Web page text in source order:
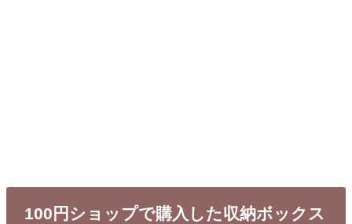
100円ショップで購入した収納ボックス